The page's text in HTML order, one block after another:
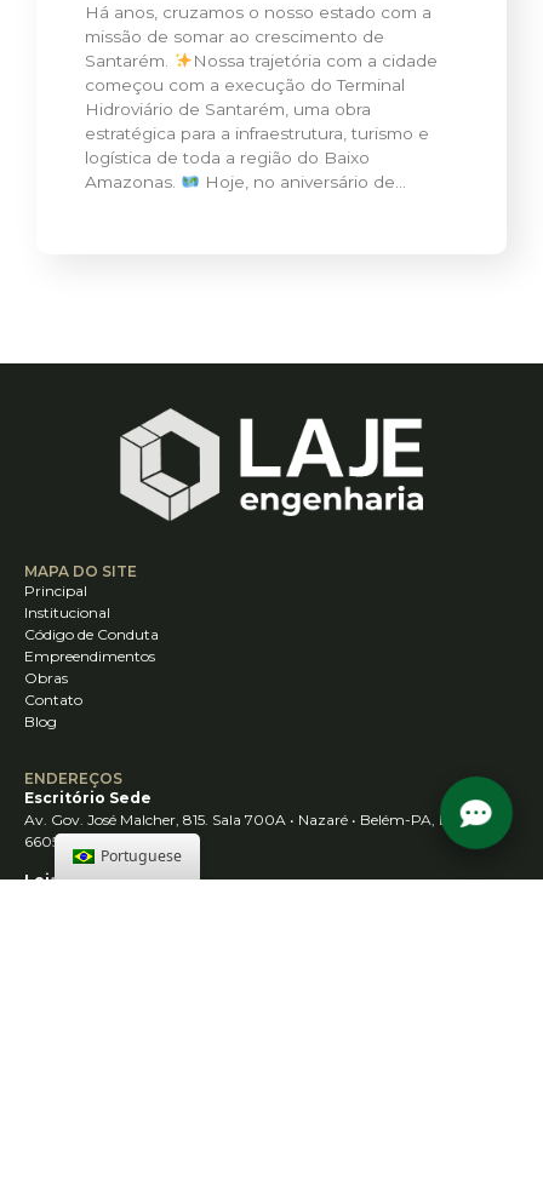
Há anos, cruzamos o nosso estado com a
missão de somar ao crescimento de
Santarém.
Nossa trajetória com a cidade
começou com a execução do Terminal
Hidroviário de Santarém, uma obra
estratégica para a infraestrutura, turismo e
logística de toda a região do Baixo
Amazonas.
Hoje, no aniversário de…
MAPA DO SITE
Principal
Institucional
Código de Conduta
Empreendimentos
Obras
Contato
Blog
ENDEREÇOS
Escritório Sede
Av. Gov. José Malcher, 815. Sala 700A • Nazaré • Belém-PA, Brazil,
66055260
Loja Conceito
Portuguese